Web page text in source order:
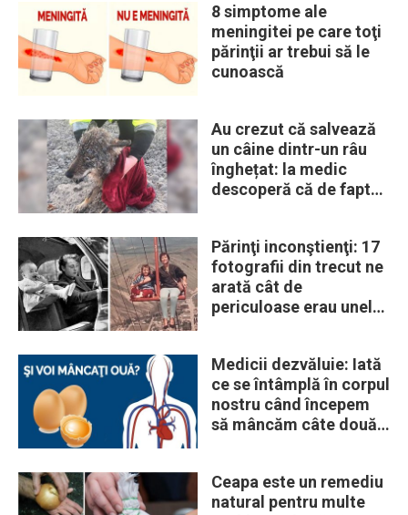
8 simptome ale
meningitei pe care toţi
părinţii ar trebui să le
cunoască
Au crezut că salvează
un câine dintr-un râu
înghețat: la medic
descoperă că de fapt
Părinţi inconştienţi: 17
fotografii din trecut ne
arată cât de
periculoase erau unele
Medicii dezvăluie: Iată
ce se întâmplă în corpul
nostru când începem
să mâncăm câte două
Ceapa este un remediu
natural pentru multe